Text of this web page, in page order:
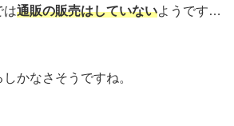
は通販の販売はしていないようです…
かなさそうですね。